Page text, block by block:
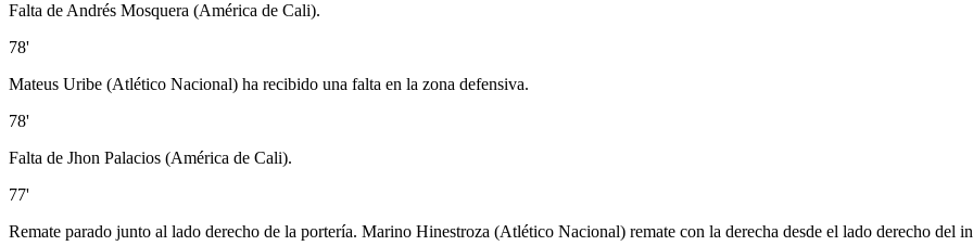
Falta de Andrés Mosquera (América de Cali).
78'
Mateus Uribe (Atlético Nacional) ha recibido una falta en la zona defensiva.
78'
Falta de Jhon Palacios (América de Cali).
77'
Remate parado junto al lado derecho de la portería. Marino Hinestroza (Atlético Nacional) remate con la derecha desde el lado derecho del